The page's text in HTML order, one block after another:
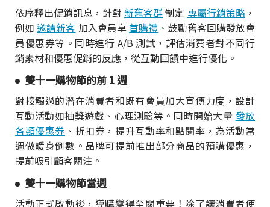
依序釋出促銷訊息，針對 新舊客群制定 專屬行銷策略 ，
例如邀請新客 加入會員享首購禮 、鼓勵舊客回購發放會
員優惠券等。同時進行 A/B 測試，評估消費者對不同行
銷素材和優惠促銷的反應，從互動回饋中進行優化。
雙十一購物節的前 1 週
對接觸過的潛在消費者和既有會員加大宣傳力度，設計
互動活動如抽獎遊戲、心理測驗等。同時開始大量 發放
各類優惠券 、折扣券，提升互動率和點閱率，為活動當
週做暖身倒數。品牌可提前推出部分商品的預購優惠，
提前吸引顧客關注。
雙十一購物節當週
活動正式啟動後，導購變得至關重要！除了讓消費者使